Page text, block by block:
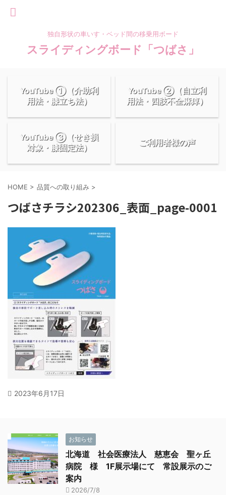
独自形状の車いす・ベッド間の移乗用ボード
スライディングボード「つばさ」
YouTube ①（介助利
用法・膝立ち法）
YouTube ②（自立利
用法・四肢不全麻痺）
YouTube ③（せき損
対象・膝固定法）
ご利用者様の声
HOME > 品質への取り組み >
つばさチラシ202306_表面_page-0001
2023年6月17日
お知らせ
北海道 社会医療法人 慈恵会 聖ヶ丘
病院 様 1F展示場にて 常設展示のご
案内
2026/7/8